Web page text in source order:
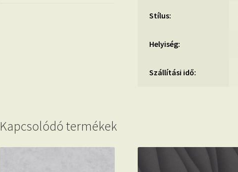
Stílus:
Helyiség:
Szállítási idő:
Kapcsolódó termékek